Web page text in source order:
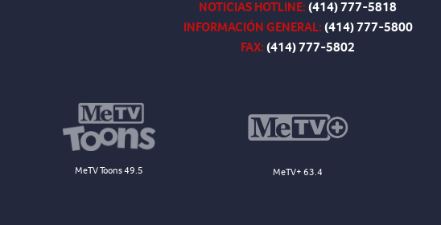
NOTICIAS HOTLINE:(414) 777-5818
INFORMACIÓN GENERAL:(414) 777-5800
FAX:(414) 777-5802
MeTV Toons 49.5 MeTV+ 63.4